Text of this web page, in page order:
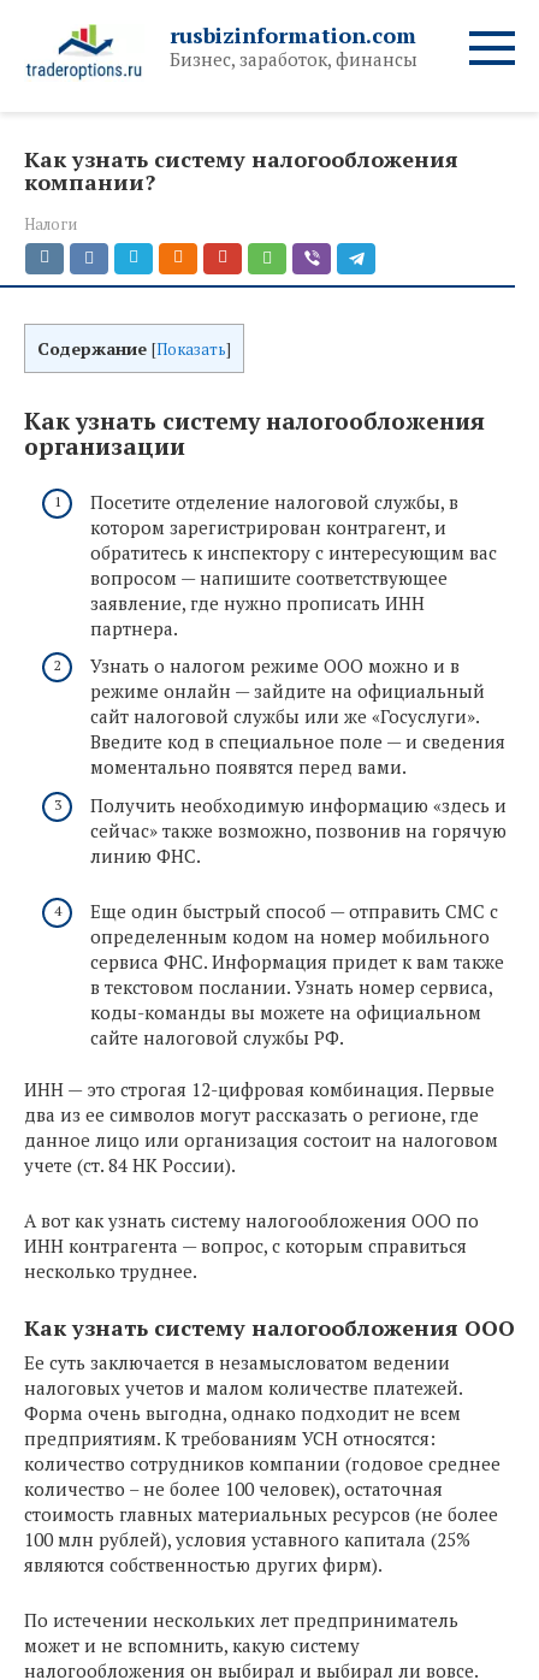
контенту
rusbizinformation.com
Бизнес, заработок, финансы
Как узнать систему налогообложения
компании?
Налоги
Содержание [Показать]
Как узнать систему налогообложения
организации
Посетите отделение налоговой службы, в
котором зарегистрирован контрагент, и
обратитесь к инспектору с интересующим вас
вопросом — напишите соответствующее
заявление, где нужно прописать ИНН
партнера.
Узнать о налогом режиме ООО можно и в
режиме онлайн — зайдите на официальный
сайт налоговой службы или же «Госуслуги».
Введите код в специальное поле — и сведения
моментально появятся перед вами.
Получить необходимую информацию «здесь и
сейчас» также возможно, позвонив на горячую
линию ФНС.
Еще один быстрый способ — отправить СМС с
определенным кодом на номер мобильного
сервиса ФНС. Информация придет к вам также
в текстовом послании. Узнать номер сервиса,
коды-команды вы можете на официальном
сайте налоговой службы РФ.
ИНН — это строгая 12-цифровая комбинация. Первые
два из ее символов могут рассказать о регионе, где
данное лицо или организация состоит на налоговом
учете (ст. 84 НК России).
А вот как узнать систему налогообложения ООО по
ИНН контрагента — вопрос, с которым справиться
несколько труднее.
Как узнать систему налогообложения ООО
Ее суть заключается в незамысловатом ведении
налоговых учетов и малом количестве платежей.
Форма очень выгодна, однако подходит не всем
предприятиям. К требованиям УСН относятся:
количество сотрудников компании (годовое среднее
количество – не более 100 человек), остаточная
стоимость главных материальных ресурсов (не более
100 млн рублей), условия уставного капитала (25%
являются собственностью других фирм).
По истечении нескольких лет предприниматель
может и не вспомнить, какую систему
налогообложения он выбирал и выбирал ли вовсе.